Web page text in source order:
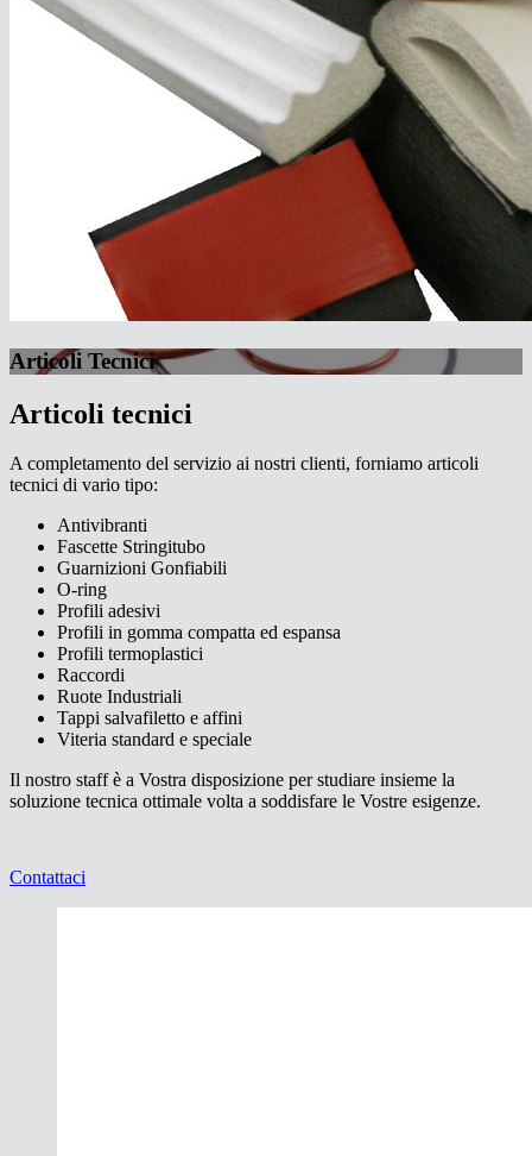
Articoli Tecnici
Articoli tecnici
A completamento del servizio ai nostri clienti, forniamo articoli
tecnici di vario tipo:
Antivibranti
Fascette Stringitubo
Guarnizioni Gonfiabili
O-ring
Profili adesivi
Profili in gomma compatta ed espansa
Profili termoplastici
Raccordi
Ruote Industriali
Tappi salvafiletto e affini
Viteria standard e speciale
Il nostro staff è a Vostra disposizione per studiare insieme la
soluzione tecnica ottimale volta a soddisfare le Vostre esigenze.
Contattaci